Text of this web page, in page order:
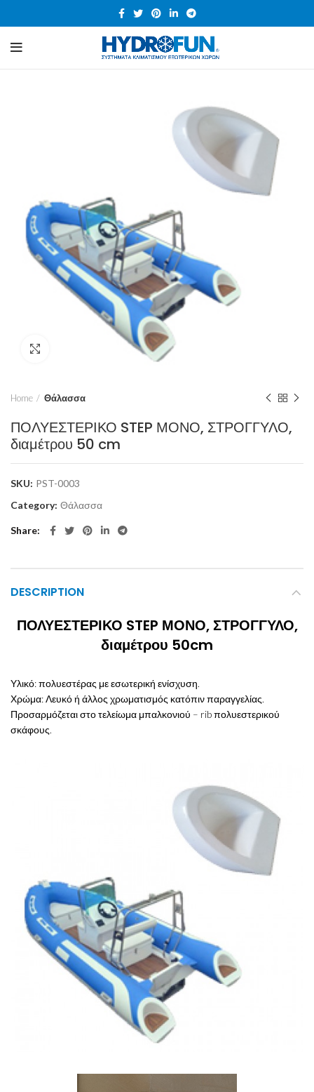
Home Θάλασσα
ΠΟΛΥΕΣΤΕΡΙΚΟ STEP ΜΟΝΟ, ΣΤΡΟΓΓΥΛΟ,
διαμέτρου 50 cm
SKU: PST-0003
Category: Θάλασσα
Share
DESCRIPTION
ΠΟΛΥΕΣΤΕΡΙΚΟ STEP ΜΟΝΟ, ΣΤΡΟΓΓΥΛΟ,
διαμέτρου 50cm
Υλικό: πολυεστέρας με εσωτερική ενίσχυση.
Χρώμα: Λευκό ή άλλος χρωματισμός κατόπιν παραγγελίας.
Προσαρμόζεται στο τελείωμα μπαλκονιού – rib πολυεστερικού
σκάφους.